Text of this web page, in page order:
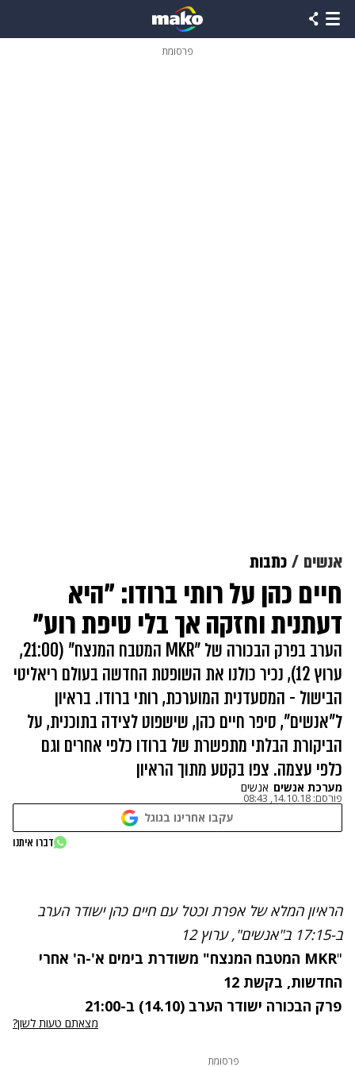
פרסומת
אנשים כתבות
חיים כהן על רותי ברודו: "היא
דעתנית וחזקה אך בלי טיפת רוע"
הערב בפרק הבכורה של "MKR המטבח המנצח" (21:00,
ערוץ 12), נכיר כולנו את השופטת החדשה בעולם ריאליטי
הבישול - המסעדנית המוערכת, רותי ברודו. בראיון
ל"אנשים", סיפר חיים כהן, שישפוט לצידה בתוכנית, על
הביקורת הבלתי מתפשרת של ברודו כלפי אחרים וגם
כלפי עצמה. צפו בקטע מתוך הראיון
מערכת אנשים אנשים
פורסם: 14.10.18, 08:43
עקבו אחרינו בגוגל
נתקלנו בבעיה
דברו איתנו
הראיון המלא של אפרת וכטל עם חיים כהן ישודר הערב
ב-17:15 ב"אנשים", ערוץ 12
"
MKR המטבח המנצח" משודרת בימים א'-ה' אחרי
החדשות, בקשת 12
פרק הבכורה ישודר הערב (14.10) ב-21:00
מצאתם טעות לשון?
פרסומת